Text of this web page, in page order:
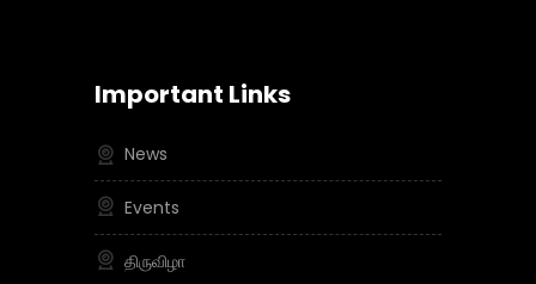
Important Links
News
Events
திருவிழா